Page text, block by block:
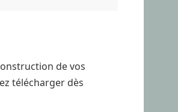
de vos
télécharger dès